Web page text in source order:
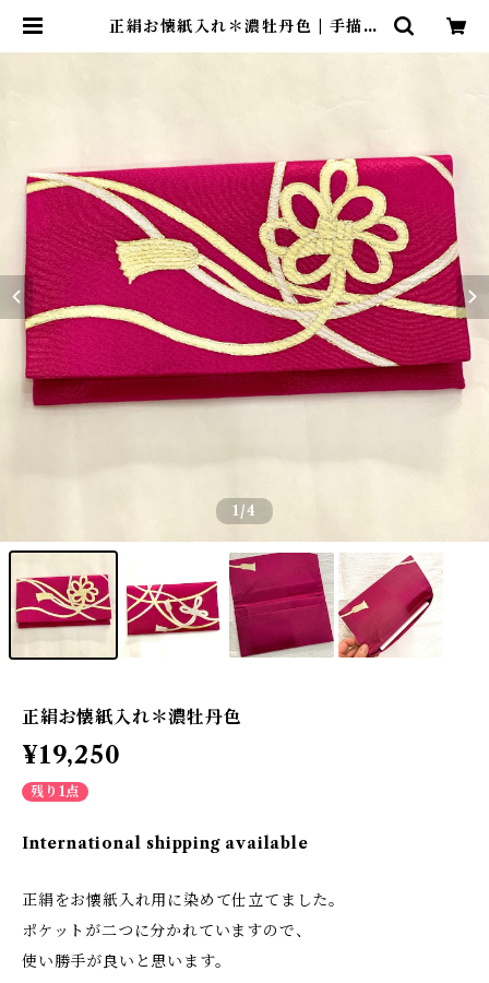
正絹お懐紙入れ＊濃牡丹色 | 手描友
1/4
正絹お懐紙入れ＊濃牡丹色
¥19,250
残り1点
International shipping available
正絹をお懐紙入れ用に染めて仕立てました。
ポケットが二つに分かれていますので、
使い勝手が良いと思います。